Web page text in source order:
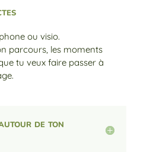
ou visio.
parcours, les moments
tu veux faire passer à
de ton